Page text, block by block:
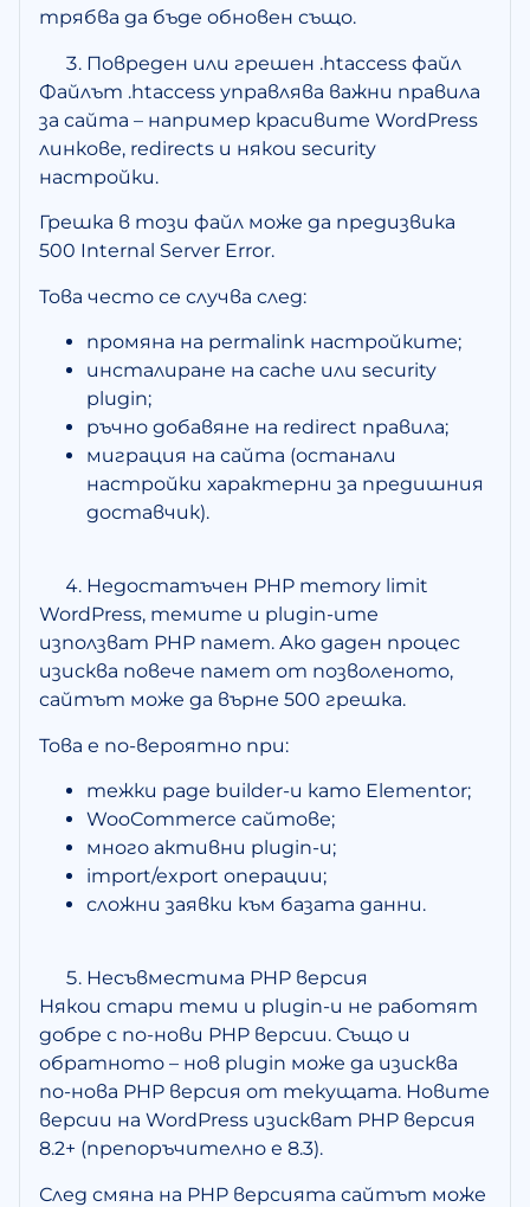
трябва да бъде обновен също.
Повреден или грешен .htaccess файл
Файлът .htaccess управлява важни правила
за сайта – например красивите WordPress
линкове, redirects и някои security
настройки.
Грешка в този файл може да предизвика
500 Internal Server Error.
Това често се случва след:
промяна на permalink настройките;
инсталиране на cache или security
plugin;
ръчно добавяне на redirect правила;
миграция на сайта (останали
настройки характерни за предишния
доставчик).
Недостатъчен PHP memory limit
WordPress, темите и plugin-ите
използват PHP памет. Ако даден процес
изисква повече памет от позволеното,
сайтът може да върне 500 грешка.
Това е по-вероятно при:
тежки page builder-и като Elementor;
WooCommerce сайтове;
много активни plugin-и;
import/export операции;
сложни заявки към базата данни.
Несъвместима PHP версия
Някои стари теми и plugin-и не работят
добре с по-нови PHP версии. Също и
обратното – нов plugin може да изисква
по-нова PHP версия от текущата. Новите
версии на WordPress изискват PHP версия
8.2+ (препоръчително е 8.3).
След смяна на PHP версията сайтът може